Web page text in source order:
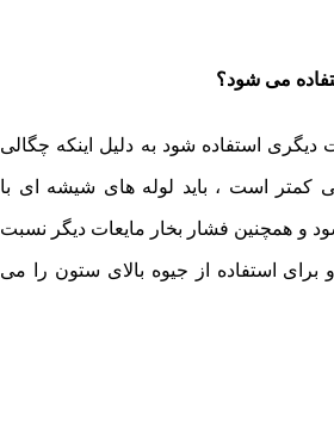
می شود؟
دیگری استفاده شود به دلیل اینکه چگالی
کمتر است ، باید لوله های شیشه ای با
شود و همچنین فشار بخار مایعات دیگر نسبت
برای استفاده از جیوه بالای ستون را می